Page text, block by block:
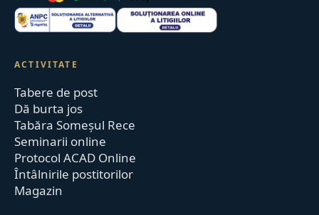
ACTIVITATE
Tabere de post
Dă burta jos
Tabăra Someșul Rece
Seminarii online
Protocol ACAD Online
Întâlnirile postitorilor
Magazin